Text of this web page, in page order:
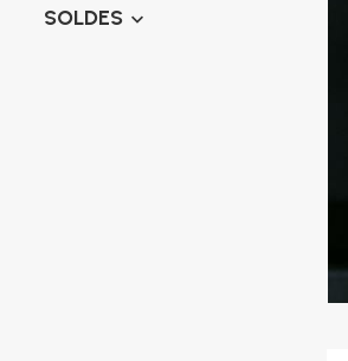
Tunnels et plugs
SOLDES